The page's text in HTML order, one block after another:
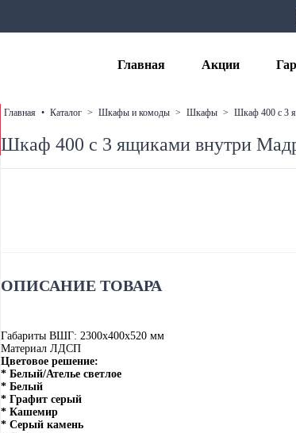
Главная Акции
главная • каталог > шкафы и комоды > шкафы > шкаф 400 с 3
Шкаф 400 с 3 ящиками внутри
ОПИСАНИЕ ТОВАРА
Габариты ВШГ: 2300х400х520 мм
Материал ЛДСП
Цветовое решение:
* Белый/Ателье светлое
* Белый
* Графит серый
* Кашемир
* Серый камень